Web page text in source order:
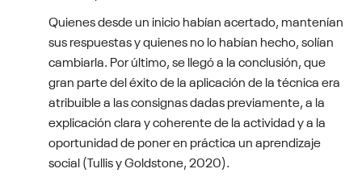
Quienes desde un inicio habían acertado, mantenían
sus respuestas y quienes no lo habían hecho, solían
cambiarla. Por último, se llegó a la conclusión, que
gran parte del éxito de la aplicación de la técnica era
atribuible a las consignas dadas previamente, a la
explicación clara y coherente de la actividad y a la
oportunidad de poner en práctica un aprendizaje
social (Tullis y Goldstone, 2020).